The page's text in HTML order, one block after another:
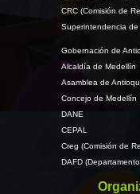
CRC (Comisión de
Superintendencia de
Gobernación de
Alcaldía de Medellín
Asamblea de
Concejo de Medellín
DANE
CEPAL
Creg (Comisión de
DAFD